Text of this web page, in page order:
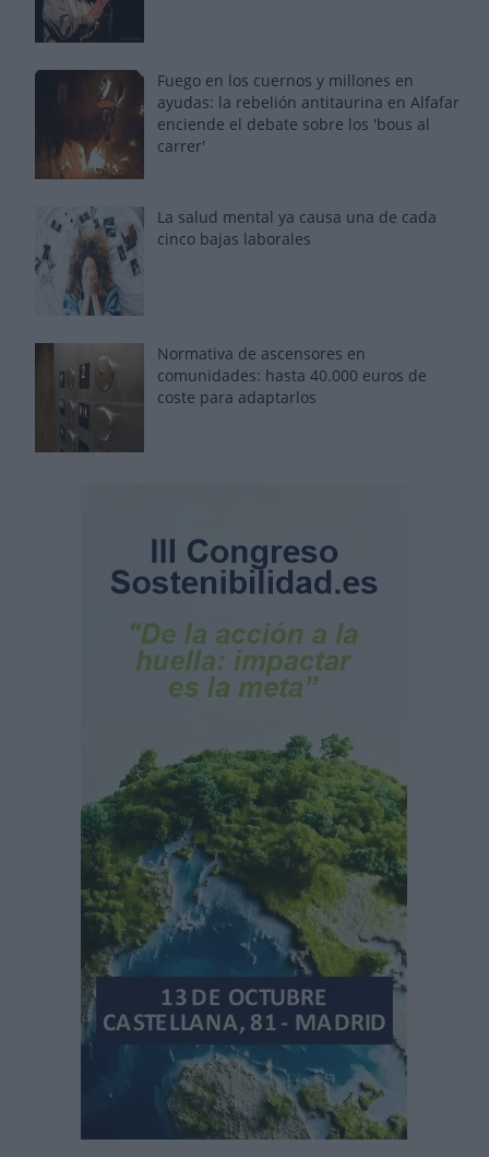
Fuego en los cuernos y millones en
ayudas: la rebelión antitaurina en Alfafar
enciende el debate sobre los 'bous al
carrer'
La salud mental ya causa una de cada
cinco bajas laborales
Normativa de ascensores en
comunidades: hasta 40.000 euros de
coste para adaptarlos